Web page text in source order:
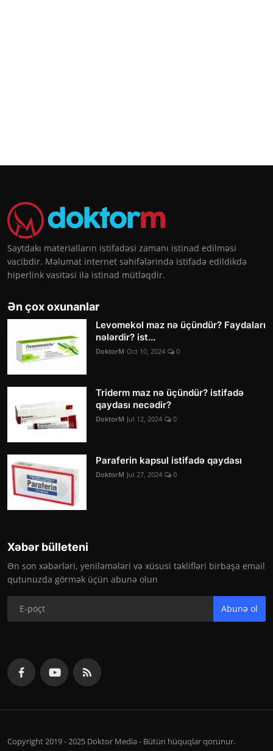
Saytdakı materialların istifadəsi zamanı istinad edilməsi
vacibdir. Məlumat internet səhifələrində istifadə edildikdə
hiperlink vasitəsi ilə istinad mütləqdir.
Ən çox oxunanlar
Levomekol maz nə üçündür? Faydaları
nələrdir? ist...
DoktorM Oct 10, 2024 0
Triderm maz nə üçündür? istifadə
qaydası necədir?
DoktorM Jul 12, 2024 0
Paraferin kapsul istifadə qaydası
DoktorM Jul 27, 2024 0
Xəbər bülleteni
Ən son xəbərləri, yeniləmələri və xüsusi təklifləri birbaşa email
qutunuzda görmək üçün abunə olun
Abunə ol
Copyright 2019 - 2025 Doktor Media - Bütün hüquqlar qorunur.